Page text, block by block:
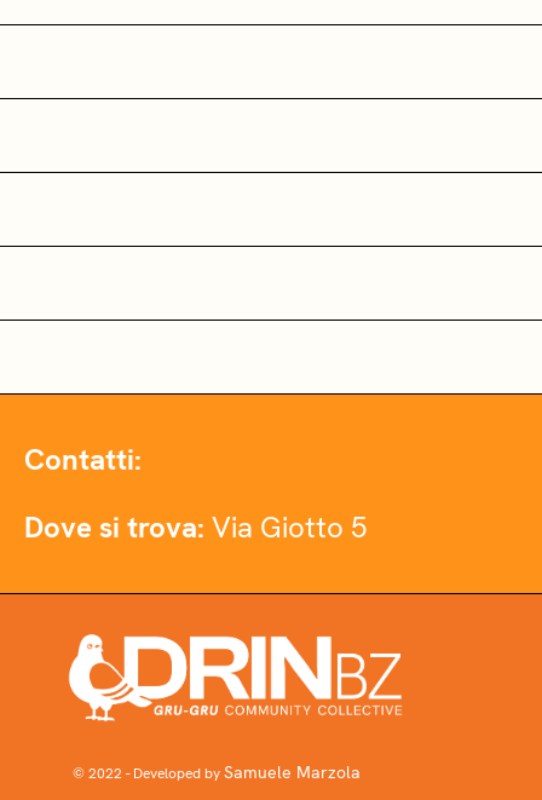
Contatti:
Dove si trova: Via Giotto 5
© 2022 - Developed bySamuele Marzola